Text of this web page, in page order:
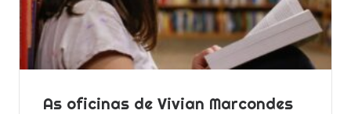
As oficinas de Vivian Marcondes